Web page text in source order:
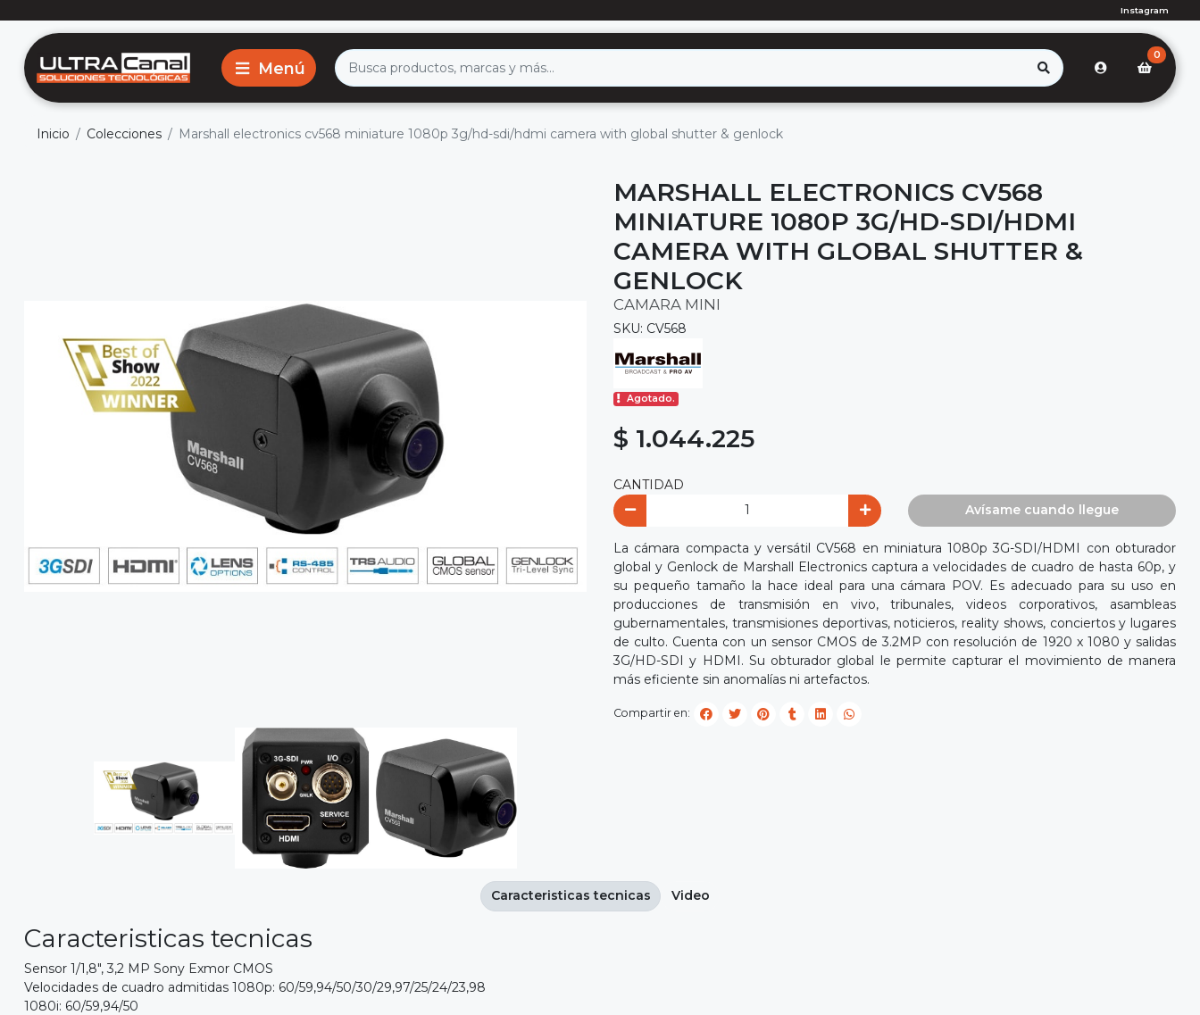
Instagram
0
Inicio Colecciones Marshall electronics cv568 miniature 1080p 3g/hd-sdi/hdmi camera with global shutter & genlock
MARSHALL ELECTRONICS CV568
MINIATURE 1080P 3G/HD-SDI/HDMI
CAMERA WITH GLOBAL SHUTTER &
GENLOCK
CAMARA MINI
SKU: CV568
Agotado.
$ 1.044.225
CANTIDAD
Avísame cuando llegue
La cámara compacta y versátil CV568 en miniatura 1080p 3G-SDI/HDMI con obturador
global y Genlock de Marshall Electronics captura a velocidades de cuadro de hasta 60p, y
su pequeño tamaño la hace ideal para una cámara POV. Es adecuado para su uso en
producciones de transmisión en vivo, tribunales, videos corporativos, asambleas
gubernamentales, transmisiones deportivas, noticieros, reality shows, conciertos y lugares
de culto. Cuenta con un sensor CMOS de 3.2MP con resolución de 1920 x 1080 y salidas
3G/HD-SDI y HDMI. Su obturador global le permite capturar el movimiento de manera
más eficiente sin anomalías ni artefactos.
Compartir en:
Caracteristicas tecnicas
Sensor 1/1,8", 3,2 MP Sony Exmor CMOS
Velocidades de cuadro admitidas 1080p: 60/59,94/50/30/29,97/25/24/23,98
1080i: 60/59,94/50
Caracteristicas tecnicas Video